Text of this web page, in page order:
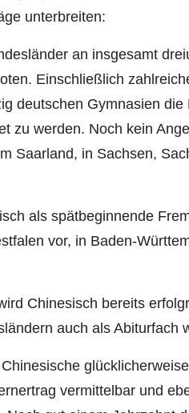
unterbreiten:
an insgesamt
Einschließlich
deutschen Gymnasien
zu werden. Noch kein
Saarland, in Sachsen,
als spätbeginnende
vor, in Baden-
Chinesisch bereits
auch als Abiturfach
vermittelbar und